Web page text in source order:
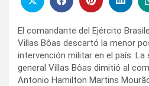
El comandante del Ejército
Villas Bôas descartó la menor
intervención militar en el país. La
general Villas Bôas dimitió al
Antonio Hamilton Martins